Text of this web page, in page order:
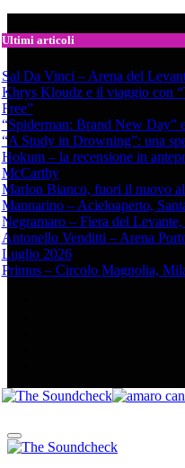
Ultimi articoli
Sal Da Vinci – Arena del
Khrys Kloudz e il viaggio con
Free”
“Spiderman: Brand New Day”
“A Study in Drowning”: una
Hokum – la recensione in
McCarthy
Marlon Bianco, fuori il nuovo
Mannarino – Acieloaperto,
Negramaro – Fiera del
Antonello Venditti – Arena
Luglio 2026
Primus – Circolo Magnolia,